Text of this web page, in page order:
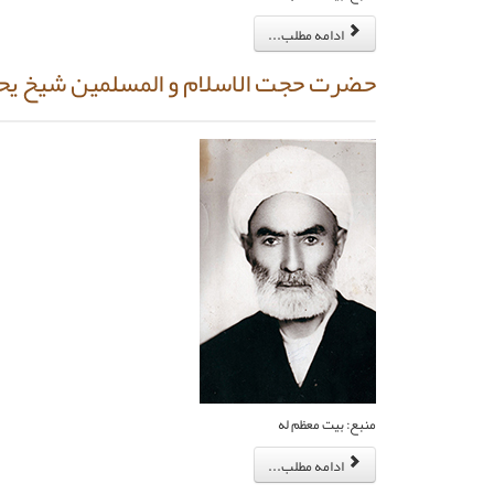
ادامه مطلب...
حضرت حجت الاسلام و المسلمین شیخ
منبع: بیت معظم له
ادامه مطلب...